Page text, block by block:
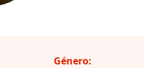
Género: